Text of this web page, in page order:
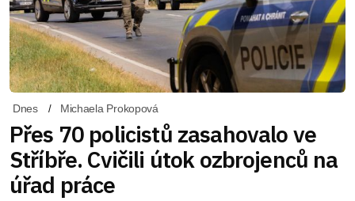
Dnes Michaela Prokopová
Přes 70 policistů zasahovalo ve
Stříbře. Cvičili útok ozbrojenců na
úřad práce